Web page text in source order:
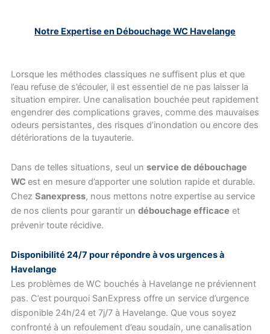
Notre Expertise en Débouchage WC Havelange
Lorsque les méthodes classiques ne suffisent plus et que
l’eau refuse de s’écouler, il est essentiel de ne pas laisser la
situation empirer. Une canalisation bouchée peut rapidement
engendrer des complications graves, comme des mauvaises
odeurs persistantes, des risques d’inondation ou encore des
détériorations de la tuyauterie.
Dans de telles situations, seul un service de débouchage
WC est en mesure d’apporter une solution rapide et durable.
Chez Sanexpress, nous mettons notre expertise au service
de nos clients pour garantir un débouchage efficace et
prévenir toute récidive.
Disponibilité 24/7 pour répondre à vos urgences à
Havelange
Les problèmes de WC bouchés à Havelange ne préviennent
pas. C’est pourquoi SanExpress offre un service d’urgence
disponible 24h/24 et 7j/7 à Havelange. Que vous soyez
confronté à un refoulement d’eau soudain, une canalisation